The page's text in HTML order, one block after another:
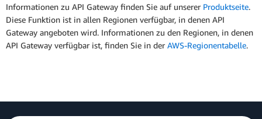
Informationen zu API Gateway finden Sie auf unserer Produktseite.
Diese Funktion ist in allen Regionen verfügbar, in denen API
Gateway angeboten wird. Informationen zu den Regionen, in denen
API Gateway verfügbar ist, finden Sie in der AWS-Regionentabelle.